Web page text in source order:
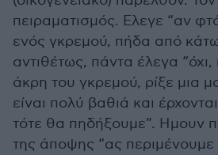
πειραματισμός. Ελεγε “αν
ενός γκρεμού, πήδα από
αντιθέτως, πάντα έλεγα “όχι,
άκρη του γκρεμού, ρίξε μια
είναι πολύ βαθιά και
τότε θα πηδήξουμε”. Ημουν
της άποψης “ας περιμένουμε